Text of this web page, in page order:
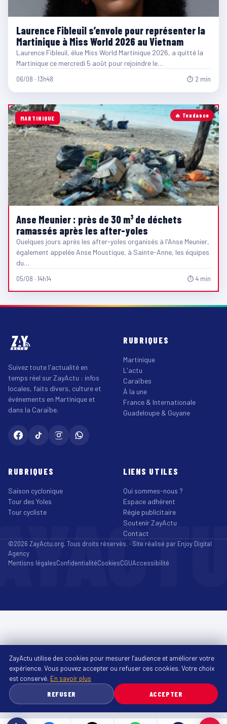
Laurence Fibleuil s’envole pour représenter la
Martinique à Miss World 2026 au Vietnam
Laurence Fibleuil, élue Miss World Martinique 2026, a quitté la
Martinique ce mercredi 5 août pour rejoindre le…
06/08 · 13h48 ⏱ 2 min
🔥 Tendance
MARTINIQUE
Anse Meunier : près de 30 m³ de déchets
ramassés après les after-yoles
Quelques jours après les after-yoles organisés à l'Anse Meunier,
également appelée Anse Moustique, à Sainte-Anne, les équipes
du…
05/08 · 14h14 ⏱ 4 min
Suivez toute l'actualité en
temps réel sur ZayActu : infos
locales, faits divers, culture et
événements en Martinique et
dans la Caraïbe.
RUBRIQUES
Martinique
L'actu
Caraïbes
À la une
France & Internationale
Guadeloupe & Guyane
RUBRIQUES
Saison cyclonique
Tour des Yoles
Tour cycliste
LIENS UTILES
Qui sommes-nous ?
Espace adhérent
Régie publicitaire
Soutenir ZayActu
Contact
©2026 ZayActu.org. Tous droits réservés. · Site réalisé par Enjoy Digital
Agency
Mentions légalesConfidentialitéCookiesCGUAccessibilité
ZayActu utilise des cookies pour mesurer l’audience et améliorer votre
expérience. Vous pouvez accepter ou refuser ces cookies. Votre choix
est conservé. En savoir plus
REFUSER
ACCEPTER